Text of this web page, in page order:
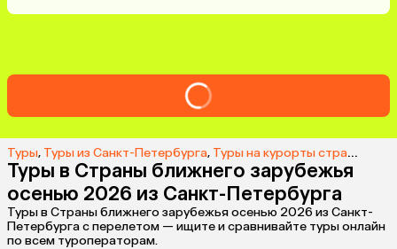
Туры, Туры из Санкт-Петербурга, Туры на курорты стран ближнего зарубежья из Санкт-Петербурга
Туры в Страны ближнего зарубежья
осенью 2026 из Санкт-Петербурга
Туры в Страны ближнего зарубежья осенью 2026 из Санкт-
Петербурга с перелетом — ищите и сравнивайте туры онлайн
по всем туроператорам.